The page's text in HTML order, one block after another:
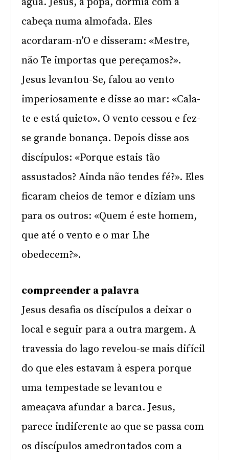
cabeça numa almofada. Eles
acordaram-n’O e disseram: «Mestre,
não Te importas que pereçamos?».
Jesus levantou-Se, falou ao vento
imperiosamente e disse ao mar: «Cala-
te e está quieto». O vento cessou e fez-
se grande bonança. Depois disse aos
discípulos: «Porque estais tão
assustados? Ainda não tendes fé?». Eles
ficaram cheios de temor e diziam uns
para os outros: «Quem é este homem,
que até o vento e o mar Lhe
obedecem?».
compreender a palavra
Jesus desafia os discípulos a deixar o
local e seguir para a outra margem. A
travessia do lago revelou-se mais difícil
do que eles estavam à espera porque
uma tempestade se levantou e
ameaçava afundar a barca. Jesus,
parece indiferente ao que se passa com
os discípulos amedrontados com a